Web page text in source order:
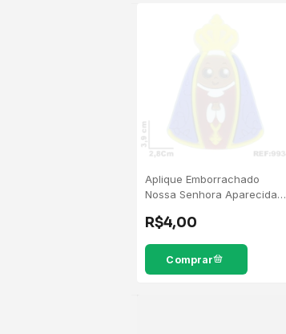
Aplique Emborrachado
Nossa Senhora Aparecida -
R$4,00